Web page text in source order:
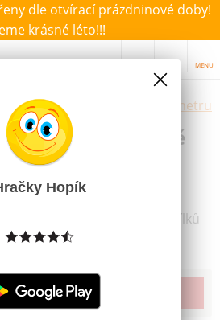
dle otvírací prázdninové doby!
krásné léto!!!
MENU
hraček dle zvoleného parametru
Puzzle Koně
Další obrázky
bohužel není dostupný
Hopík